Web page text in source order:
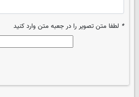
* لطفا متن تصویر را در جعبه متن وارد کنید